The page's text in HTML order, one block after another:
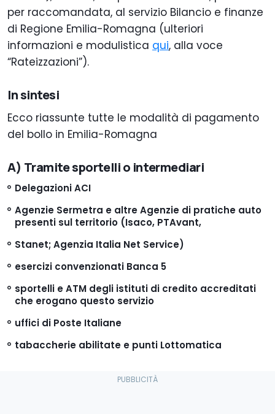
per raccomandata, al servizio Bilancio e finanze
di Regione Emilia-Romagna (ulteriori
informazioni e modulistica qui, alla voce
“Rateizzazioni”).
In sintesi
Ecco riassunte tutte le modalità di pagamento
del bollo in Emilia-Romagna
A) Tramite sportelli o intermediari
Delegazioni ACI
Agenzie Sermetra e altre Agenzie di pratiche auto
presenti sul territorio (Isaco, PTAvant,
Stanet; Agenzia Italia Net Service)
esercizi convenzionati Banca 5
sportelli e ATM degli istituti di credito accreditati
che erogano questo servizio
uffici di Poste Italiane
tabaccherie abilitate e punti Lottomatica